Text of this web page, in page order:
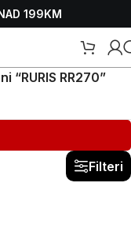
199KM
“RURIS RR270”
Filteri